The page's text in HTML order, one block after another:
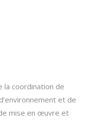
la coordination de
et de
mise en œuvre et